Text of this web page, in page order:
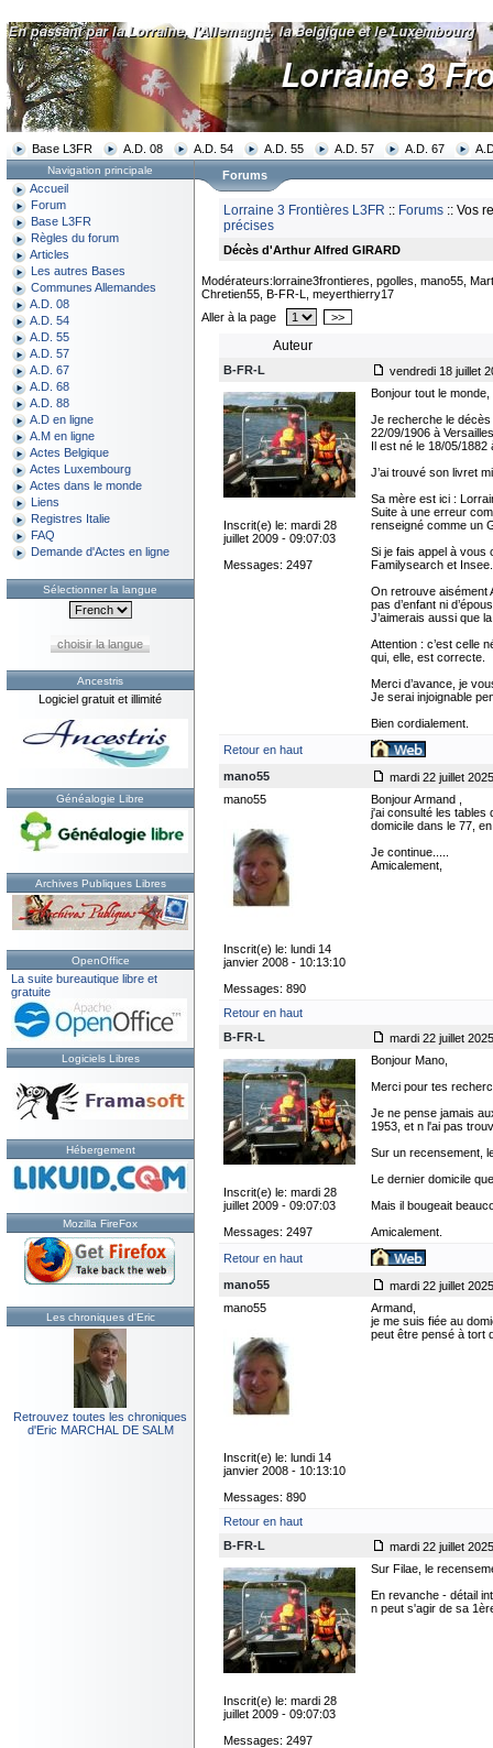
Base L3FR A.D. 08 A.D. 54 A.D. 55 A.D. 57 A.D. 67
Navigation principale
Accueil
Forum
Base L3FR
Règles du forum
Articles
Les autres Bases
Communes Allemandes
A.D. 08
A.D. 54
A.D. 55
A.D. 57
A.D. 67
A.D. 68
A.D. 88
A.D en ligne
A.M en ligne
Actes Belgique
Actes Luxembourg
Actes dans le monde
Liens
Registres Italie
FAQ
Demande d'Actes en ligne
Sélectionner la langue
choisir la langue
Ancestris
Logiciel gratuit et illimité
Généalogie Libre
Archives Publiques Libres
OpenOffice
La suite bureautique libre et
gratuite
Logiciels Libres
Hébergement
Mozilla FireFox
Les chroniques d'Eric
Retrouvez toutes les chroniques
d'Eric MARCHAL DE SALM
Forums
Lorraine 3 Frontières L3FR :: Forums :: Vos
précises
Décès d'Arthur Alfred GIRARD
Modérateurs:lorraine3frontieres, pgolles, mano55,
Chretien55, B-FR-L, meyerthierry17
Aller à la page
>>
Auteur
B-FR-L vendredi 18 juillet
Inscrit(e) le: mardi 28
juillet 2009 - 09:07:03
Messages: 2497
Bonjour tout le monde,
Je recherche le décès
22/09/1906 à
Il est né le 18/05/
J’ai trouvé son livret
Sa mère est ici :
Suite à une erreur
renseigné comme un
Si je fais appel à vous
Familysearch et Insee.
On retrouve aisément
pas d’enfant ni
J’aimerais aussi que
Attention : c’est celle
qui, elle, est correcte.
Merci d’avance, je
Je serai injoignable
Bien cordialement.
Retour en haut
mano55
mardi 22 juillet
mano55
Inscrit(e) le: lundi 14
janvier 2008 - 10:13:10
Messages: 890
Bonjour Armand ,
j'ai consulté les tables
domicile dans le 77,
Je continue.....
Amicalement,
Retour en haut
B-FR-L
mardi 22 juillet
Inscrit(e) le: mardi 28
juillet 2009 - 09:07:03
Messages: 2497
Bonjour Mano,
Merci pour tes
Je ne pense jamais
1953, et n l'ai pas
Sur un recensement,
Le dernier domicile
Mais il bougeait
Amicalement.
Retour en haut
mano55
mardi 22 juillet
mano55
Inscrit(e) le: lundi 14
janvier 2008 - 10:13:10
Messages: 890
Armand,
je me suis fiée au
peut être pensé à tort
Retour en haut
B-FR-L
mardi 22 juillet
Inscrit(e) le: mardi 28
juillet 2009 - 09:07:03
Messages: 2497
Sur Filae, le
En revanche - détail
n peut s'agir de sa